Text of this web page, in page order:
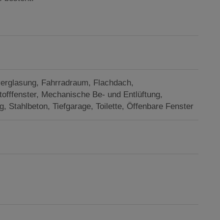
Fahrradraum
Flachdach
Mechanische Be- und Entlüftung
Stahlbeton Tiefgarage Toilette Öffenbare Fenster